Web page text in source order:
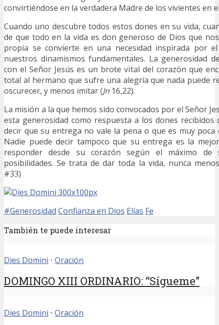
convirtiéndose en la verdadera Madre de los vivientes en
Cuando uno descubre todos estos dones en su vida,
de que todo en la vida es don generoso de Dios que
propia se convierte en una necesidad inspirada por
nuestros dinamismos fundamentales. La generosidad
con el Señor Jesús es un brote vital del corazón que
total al hermano que sufre una alegría que nada puede
oscurecer, y menos imitar (Jn 16,22).
La misión a la que hemos sido convocados por el Señor
esta generosidad como respuesta a los dones recibidos
decir que su entrega no vale la pena o que es muy poca
Nadie puede decir tampoco que su entrega es la
responder desde su corazón según el máximo de
posibilidades. Se trata de dar toda la vida, nunca
#33)
#Generosidad Confianza en Dios Elías Fe
También te puede interesar
Dies Domini • Oración
DOMINGO XIII ORDINARIO: “Sígueme”
Dies Domini • Oración